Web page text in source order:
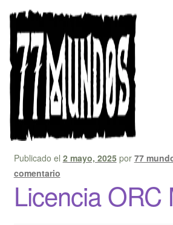
a
la
navegación
al
contenido
Inicio Posts etiquetados “licencia”
Etiqueta:
Publicado el 2 mayo, 2025 por 77
comentario
Licencia ORC